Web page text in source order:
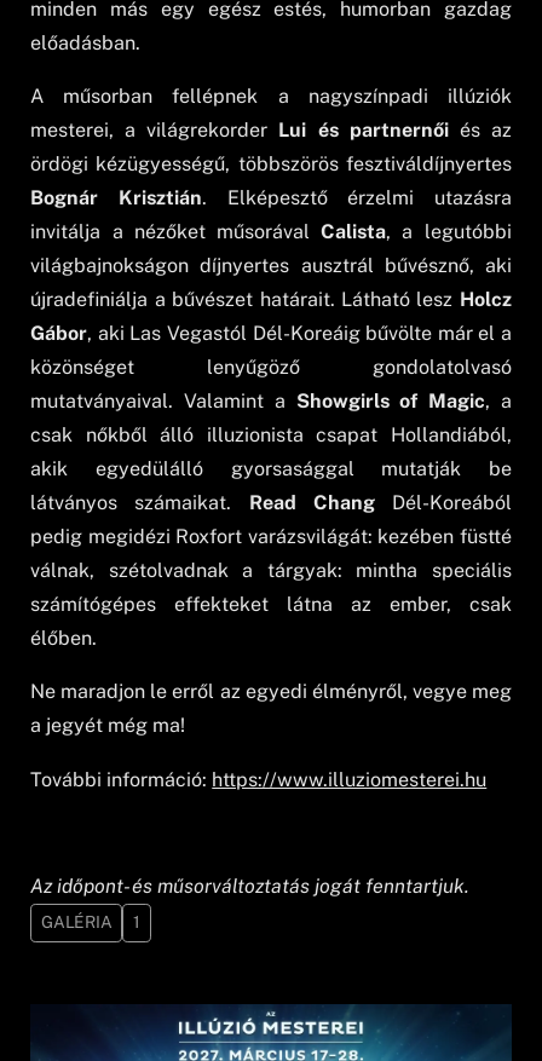
minden más egy egész estés, humorban gazdag
előadásban.
A műsorban fellépnek a nagyszínpadi illúziók
mesterei, a világrekorder Lui és partnernőiés az
ördögi kézügyességű, többszörös fesztiváldíjnyertes
Bognár Krisztián. Elképesztő érzelmi utazásra
invitálja a nézőket műsorávalCalista, a legutóbbi
világbajnokságon díjnyertes ausztrál bűvésznő, aki
újradefiniálja a bűvészet határait. Látható lesz Holcz
Gábor, aki Las Vegastól Dél-Koreáig bűvölte már el a
közönséget lenyűgöző gondolatolvasó
mutatványaival. Valamint a Showgirls of Magic, a
csak nőkből álló illuzionista csapat Hollandiából,
akik egyedülálló gyorsasággal mutatják be
látványos számaikat. Read ChangDél-Koreából
pedig megidézi Roxfort varázsvilágát: kezében füstté
válnak, szétolvadnak a tárgyak: mintha speciális
számítógépes effekteket látna az ember, csak
élőben.
Ne maradjon le erről az egyedi élményről, vegye meg
a jegyét még ma!
További információ: https://www.illuziomesterei.hu
Az időpont- és műsorváltoztatás jogát fenntartjuk.
GALÉRIA 1